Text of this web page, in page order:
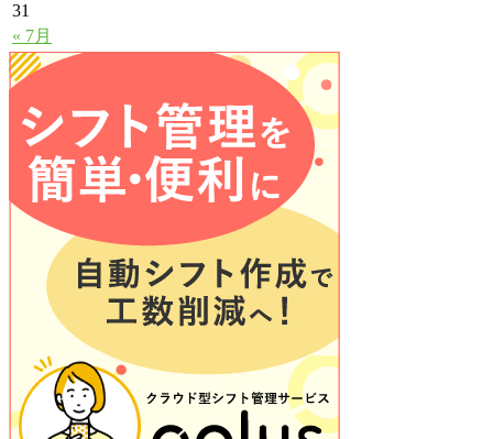
« 7月
31